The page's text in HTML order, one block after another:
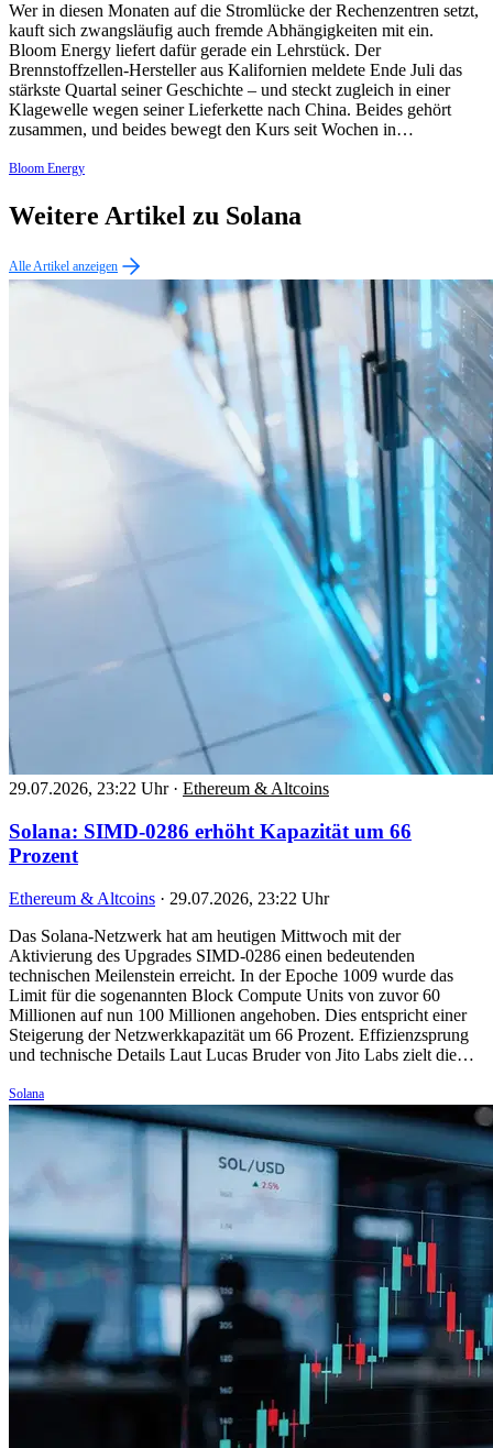
Wer in diesen Monaten auf die Stromlücke der Rechenzentren setzt,
kauft sich zwangsläufig auch fremde Abhängigkeiten mit ein.
Bloom Energy liefert dafür gerade ein Lehrstück. Der
Brennstoffzellen-Hersteller aus Kalifornien meldete Ende Juli das
stärkste Quartal seiner Geschichte – und steckt zugleich in einer
Klagewelle wegen seiner Lieferkette nach China. Beides gehört
zusammen, und beides bewegt den Kurs seit Wochen in…
Bloom Energy
Weitere Artikel zu Solana
Alle Artikel anzeigen
29.07.2026, 23:22 Uhr · Ethereum & Altcoins
Solana: SIMD-0286 erhöht Kapazität um 66
Prozent
Ethereum & Altcoins · 29.07.2026, 23:22 Uhr
Das Solana-Netzwerk hat am heutigen Mittwoch mit der
Aktivierung des Upgrades SIMD-0286 einen bedeutenden
technischen Meilenstein erreicht. In der Epoche 1009 wurde das
Limit für die sogenannten Block Compute Units von zuvor 60
Millionen auf nun 100 Millionen angehoben. Dies entspricht einer
Steigerung der Netzwerkkapazität um 66 Prozent. Effizienzsprung
und technische Details Laut Lucas Bruder von Jito Labs zielt die…
Solana